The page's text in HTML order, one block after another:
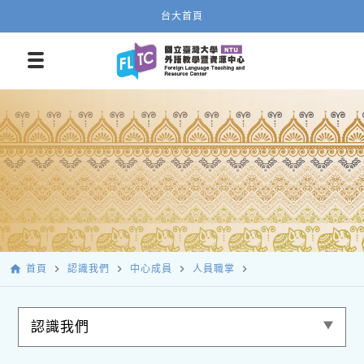
台大首頁
home 首頁 navigate_next 認識我們 navigate_next 中心成員 navigate_next 人員職掌 navigate_next
認識我們